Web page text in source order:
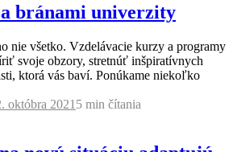
bránami univerzity
nie všetko. Vzdelávacie kurzy a programy
svoje obzory, stretnúť inšpiratívnych
ktorá vás baví. Ponúkame niekoľko
októbra 2021 5 min čítania